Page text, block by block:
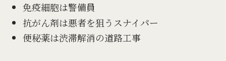
免疫細胞は警備員
抗がん剤は悪者を狙うスナイパー
便秘薬は渋滞解消の道路工事